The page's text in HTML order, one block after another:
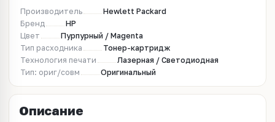
Производитель
Hewlett Packard
Бренд
HP
Цвет
Пурпурный / Magenta
Тип расходника
Тонер-картридж
Технология печати
Лазерная / Светодиодная
Тип: ориг/совм
Оригинальный
Описание